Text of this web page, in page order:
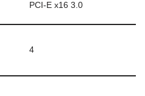
PCI-E x16 3.0
4